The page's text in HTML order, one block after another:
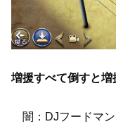
増援すべて倒すと増
闇：DJフードマン